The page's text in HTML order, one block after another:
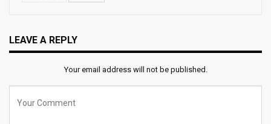
LEAVE A REPLY
Your email address will not be published.